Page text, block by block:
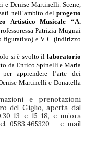
e Denise Martinelli. Scene,
nell’ambito del progetto
Artistico Musicale “A.
Patrizia Mugnai
e V C (indirizzo
si è svolto il laboratorio
da Enrico Spinelli e Maria
apprendere l’arte dei
Martinelli e Donatella
e prenotazioni
del Giglio, aperta dal
13 e 15-18, e un’ora
0583.465320 – e-mail